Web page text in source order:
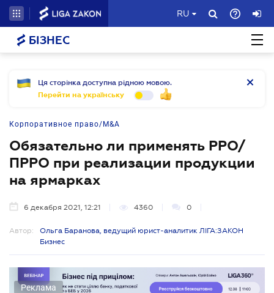
RU
БІЗНЕС
Ця сторінка доступна рідною мовою.
Перейти на українську
Корпоративное право/M&A
Обязательно ли применять РРО/
ПРРО при реализации продукции
на ярмарках
6 декабря 2021, 12:21 4360 0
Автор:
Ольга Баранова, ведущий юрист-аналитик ЛІГА:ЗАКОН
Бизнес
Реклама